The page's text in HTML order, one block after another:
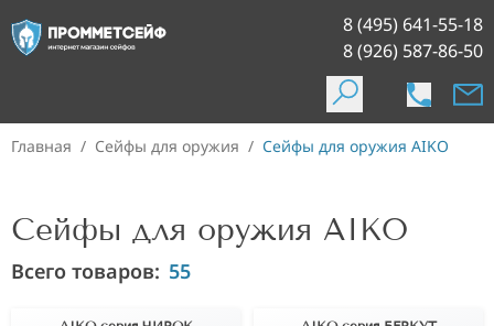
8 (495) 641-55-18
8 (926) 587-86-50
Главная / Сейфы для оружия / Сейфы для оружия AIKO
Сейфы для оружия AIKO
Всего товаров: 55